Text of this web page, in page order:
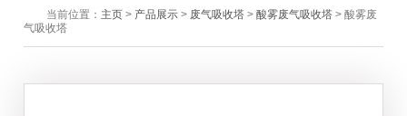
当前位置： 主页 > 产品展示 > 废气吸收塔 >酸雾废气吸收塔 > 酸雾废
气吸收塔